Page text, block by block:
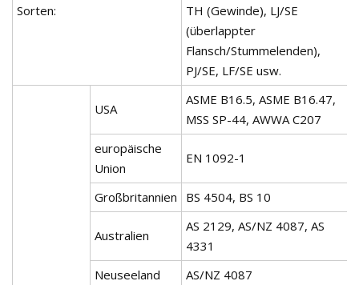
Sorten:
TH (Gewinde), LJ/SE
(überlappter
Flansch/Stummelenden),
PJ/SE, LF/SE usw.
USA
ASME B16.5, ASME B16.47,
MSS SP-44, AWWA C207
europäische
Union
EN 1092-1
Großbritannien BS 4504, BS 10
Australien
AS 2129, AS/NZ 4087, AS
4331
Neuseeland
AS/NZ 4087